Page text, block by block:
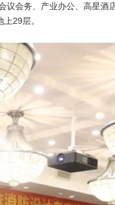
会务、产业办公、高星酒
29层。